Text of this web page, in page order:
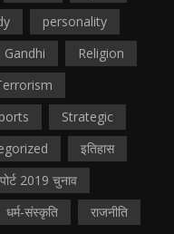
personality
Gandhi
Religion
Strategic
इतिहास
2019 चुनाव
धर्म-संस्कृति
राजनीति